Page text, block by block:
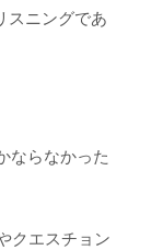
スニングであ
ならなかった
クエスチョン